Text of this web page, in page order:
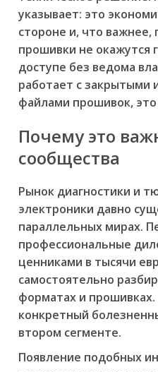
указывает: это
стороне и, что важнее,
прошивки не окажутся
доступе без ведома
работает с закрытыми
файлами прошивок,
Почему это
сообщества
Рынок диагностики и
электроники давно
параллельных мирах.
профессиональные
ценниками в тысячи
самостоятельно
форматах и прошивках.
конкретный
втором сегменте.
Появление подобных